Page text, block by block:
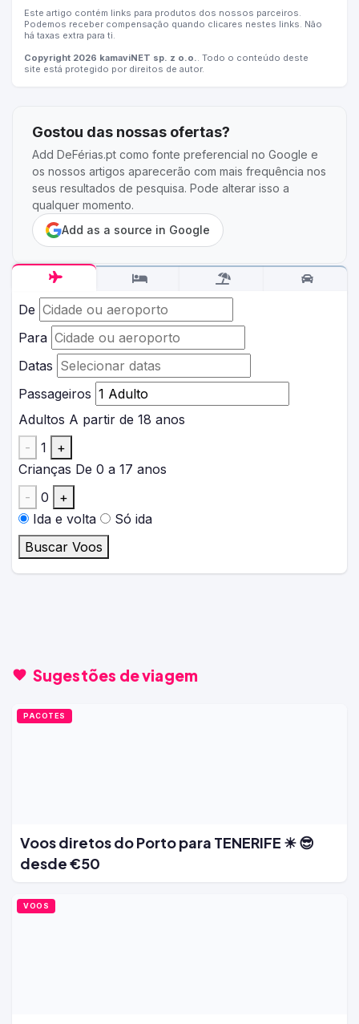
De
Para
Datas
Passageiros
Adultos A partir de 18 anos
-
1
+
Crianças De 0 a 17 anos
-
0
+
Ida e volta
Só ida
Buscar Voos
Este artigo contém links para produtos dos nossos parceiros.
Podemos receber compensação quando clicares nestes links. Não
há taxas extra para ti.
Copyright 2026 kamaviNET sp. z o.o.
. Todo o conteúdo deste
site está protegido por direitos de autor.
Gostou das nossas ofertas?
Add DeFérias.pt como fonte preferencial no Google e
os nossos artigos aparecerão com mais frequência nos
seus resultados de pesquisa. Pode alterar isso a
qualquer momento.
Add as a source in Google
Sugestões de viagem
PACOTES
Voos diretos do Porto para TENERIFE ☀ 😎
desde €50
VOOS